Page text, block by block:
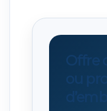
Offre